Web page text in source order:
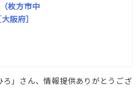
枚方市中
阪府］
ろ」さん、情報提供ありがとうござ